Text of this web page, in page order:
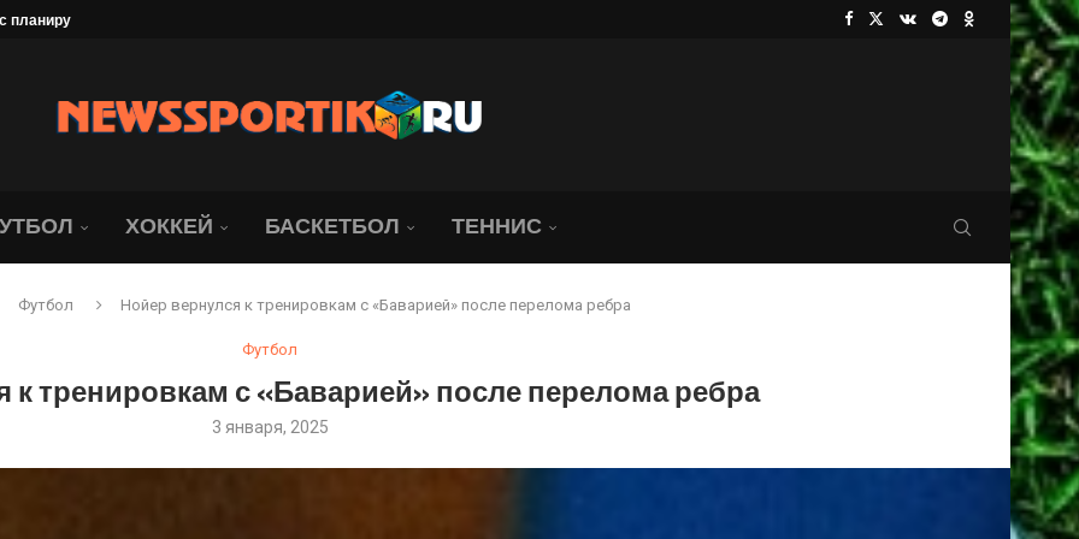
«Динамо» и «Локо»...
ХОККЕЙ БАСКЕТБОЛ ТЕННИС
Футбол Нойер вернулся к тренировкам с «Баварией» после перелома ребра
Футбол
к тренировкам с «Баварией» после перелома ребра
3 января, 2025